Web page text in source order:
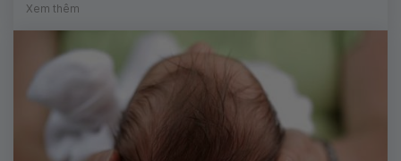
Xem thêm